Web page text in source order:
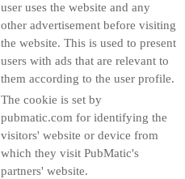
user uses the website and any
other advertisement before visiting
the website. This is used to present
users with ads that are relevant to
them according to the user profile.
The cookie is set by
pubmatic.com for identifying the
visitors' website or device from
which they visit PubMatic's
partners' website.